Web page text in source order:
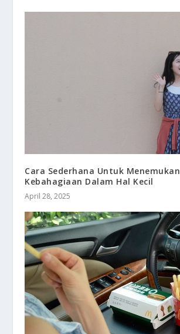
Cara Sederhana Untuk Menemukan
Kebahagiaan Dalam Hal Kecil
April 28, 2025